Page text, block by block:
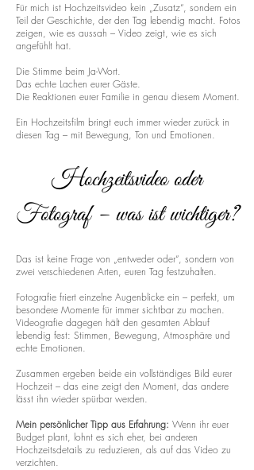
Für mich ist Hochzeitsvideo kein „Zusatz“, sondern ein
Teil der Geschichte, der den Tag lebendig macht. Fotos
zeigen, wie es aussah – Video zeigt, wie es sich
angefühlt hat.
Die Stimme beim Ja-Wort.
Das echte Lachen eurer Gäste.
Die Reaktionen eurer Familie in genau diesem Moment.
Ein Hochzeitsfilm bringt euch immer wieder zurück in
diesen Tag – mit Bewegung, Ton und Emotionen.
Hochzeitsvideo oder
Fotograf – was ist wichtiger?
Das ist keine Frage von „entweder oder“, sondern von
zwei verschiedenen Arten, euren Tag festzuhalten.
Fotografie friert einzelne Augenblicke ein – perfekt, um
besondere Momente für immer sichtbar zu machen.
Videografie dagegen hält den gesamten Ablauf
lebendig fest: Stimmen, Bewegung, Atmosphäre und
echte Emotionen.
Zusammen ergeben beide ein vollständiges Bild eurer
Hochzeit – das eine zeigt den Moment, das andere
lässt ihn wieder spürbar werden.
Mein persönlicher Tipp aus Erfahrung: Wenn ihr euer
Budget plant, lohnt es sich eher, bei anderen
Hochzeitsdetails zu reduzieren, als auf das Video zu
verzichten.